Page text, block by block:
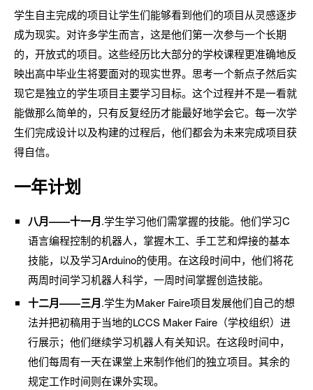
学生自主完成的项目让学生们能够看到他们的项目从灵感逐步
成为现实。对许多学生而言，这是他们第一次参与一个长期
的，开放式的项目。这些经历比大部分的学校课程更准确地反
映出高中毕业生将要面对的现实世界。思考一个新点子然后实
现它是独立的学生项目主要学习目标。这个过程并不是一看就
能做那么简单的，只有反复经历才能最好地学会它。每一次学
生们完成设计以及构建的过程后，他们都会为未来完成项目获
得自信。
一年计划
八月——十一月.学生学习他们需掌握的技能。他们学习C
语言编程控制的机器人，掌握木工、手工艺和焊接的基本
技能，以及学习Arduino的使用。在这段时间中，他们将花
两周时间学习机器人科学，一周时间掌握创造技能。
十二月——三月.学生为Maker Faire项目发展他们自己的想
法并把初稿用于当地的LCCS Maker Faire（学校组织）进
行展示；他们继续学习机器人有关知识。在这段时间中，
他们每周有一天在课堂上来制作他们的独立项目。其余的
规定工作时间则在课外实现。